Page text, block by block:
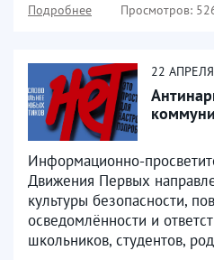
Подробнее Просмотров:
22 АПРЕЛЯ
Информационно-
Движения Первых
культуры безопасности,
осведомлённости и
школьников, студентов,